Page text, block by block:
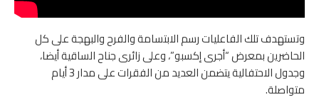
وتستهدف تلك الفاعليات رسم الابتسامة والفرح والبهجة على كل
الحاضرين بمعرض “أجرى إكسبو”، وعلى زائرى جناح الساقية أيضا،
وجدول الاحتفالية يتضمن العديد من الفقرات على مدار 3 أيام
متواصلة.